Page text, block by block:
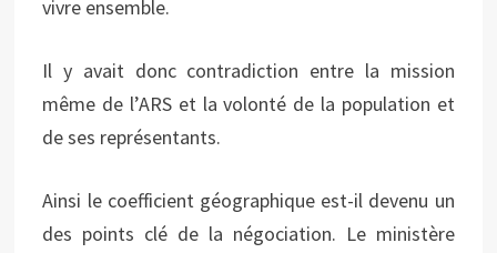
vivre ensemble.
Il y avait donc contradiction entre la mission
même de l’ARS et la volonté de la population et
de ses représentants.
Ainsi le coefficient géographique est-il devenu un
des points clé de la négociation. Le ministère